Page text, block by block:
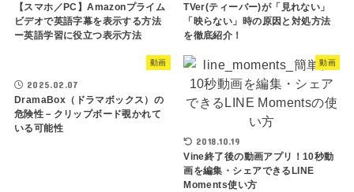
【スマホ／PC】Amazonプライム
ビデオで英語字幕を表示する方法
ー英語学習に役立つ表示方法
TVer(ティーバー)が「見れない」
「映らない」時の原因と対処方法
を徹底紹介！
動画
2025.02.07
DramaBox（ドラマボックス）の
危険性－クリップボード覗かれて
いる可能性
動画
2018.10.19
Vine終了後の動画アプリ！10秒動
画を編集・シェアできるLINE
Moments使い方